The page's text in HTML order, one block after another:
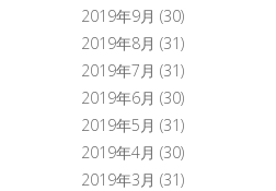
2019年9月 (30)
2019年8月 (31)
2019年7月 (31)
2019年6月 (30)
2019年5月 (31)
2019年4月 (30)
2019年3月 (31)